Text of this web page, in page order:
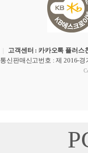
| 고객센터 : 카카오톡 플러스
통신판매신고번호 : 제 2016-